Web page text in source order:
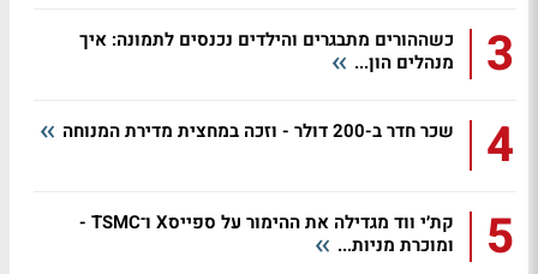
3
כשההורים מתבגרים והילדים נכנסים לתמונה: איך
מנהלים הון...
4 שכר חדר ב-200 דולר - וזכה במחצית מדירת המנוחה
5
קת׳י ווד מגדילה את ההימור על ספייסX ו־TSMC -
ומוכרת מניות...